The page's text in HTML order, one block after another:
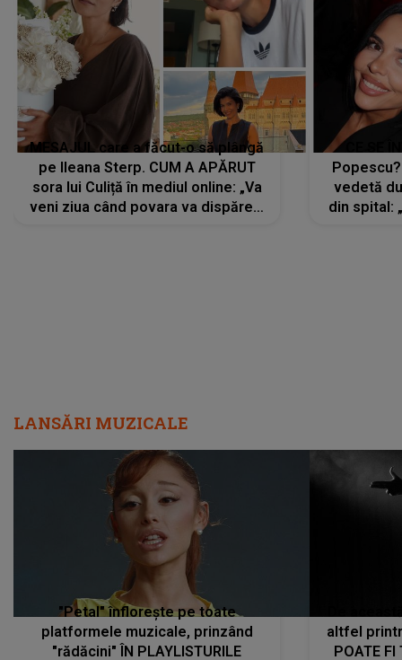
MESAJUL care a făcut-o să plângă
pe Ileana Sterp. CUM A APĂRUT
sora lui Culiță în mediul online: „Va
veni ziua când povara va dispărea,
vedetă
din spital:
LANSĂRI MUZICALE
"Petal" înflorește pe toate
platformele muzicale, prinzând
"rădăcini" ÎN PLAYLISTURILE
altfel
POATE FI